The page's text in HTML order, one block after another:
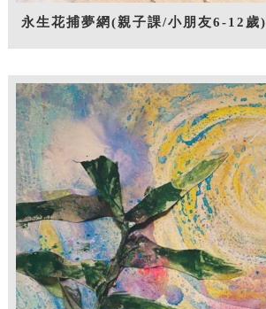
永生花捕夢網(親子課/小朋友6-12歲)